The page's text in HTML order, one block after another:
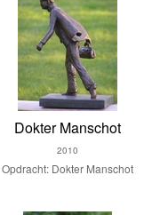
Dokter Manschot
2010
Opdracht: Dokter Manschot